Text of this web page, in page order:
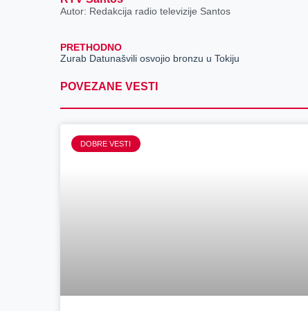
Autor: Redakcija radio televizije Santos
PRETHODNO
Zurab Datunašvili osvojio bronzu u Tokiju
POVEZANE VESTI
DOBRE VESTI